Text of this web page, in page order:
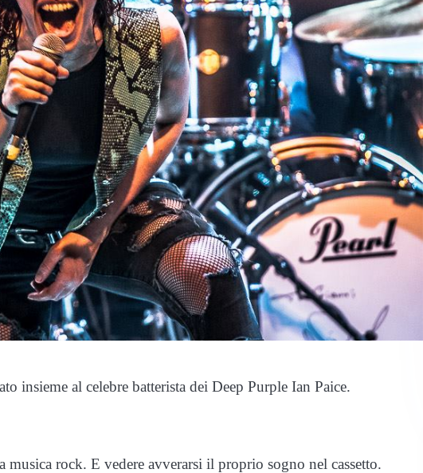
insieme al celebre batterista dei Deep Purple Ian Paice.
musica rock. E vedere avverarsi il proprio sogno nel cassetto.